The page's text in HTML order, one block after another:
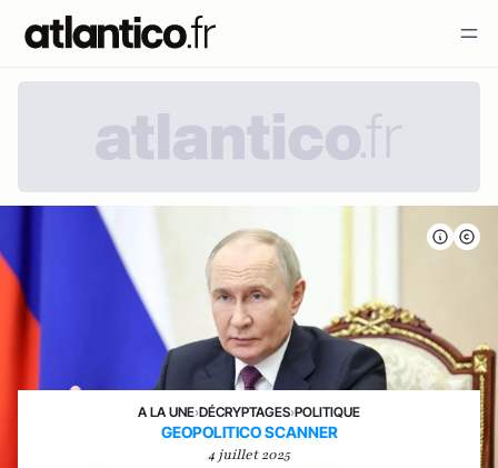
A LA UNE›DÉCRYPTAGES›POLITIQUE
GEOPOLITICO SCANNER
4 juillet 2025